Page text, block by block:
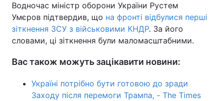
Водночас міністр оборони України Рустем
Умєров підтвердив, що на фронті відбулися перші
зіткнення ЗСУ з військовими КНДР. За його
словами, ці зіткнення були маломасштабними.
Вас також можуть зацікавити новини:
Україні потрібно бути готовою до зради
Заходу після перемоги Трампа, - The Times